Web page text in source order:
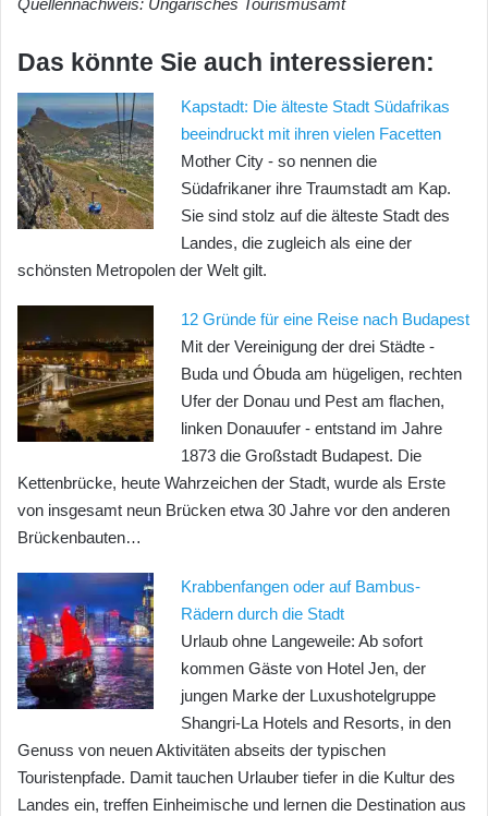
Quellennachweis: Ungarisches Tourismusamt
Das könnte Sie auch interessieren:
Kapstadt: Die älteste Stadt Südafrikas
beeindruckt mit ihren vielen Facetten
Mother City - so nennen die
Südafrikaner ihre Traumstadt am Kap.
Sie sind stolz auf die älteste Stadt des
Landes, die zugleich als eine der
schönsten Metropolen der Welt gilt.
12 Gründe für eine Reise nach Budapest
Mit der Vereinigung der drei Städte -
Buda und Óbuda am hügeligen, rechten
Ufer der Donau und Pest am flachen,
linken Donauufer - entstand im Jahre
1873 die Großstadt Budapest. Die
Kettenbrücke, heute Wahrzeichen der Stadt, wurde als Erste
von insgesamt neun Brücken etwa 30 Jahre vor den anderen
Brückenbauten…
Krabbenfangen oder auf Bambus-
Rädern durch die Stadt
Urlaub ohne Langeweile: Ab sofort
kommen Gäste von Hotel Jen, der
jungen Marke der Luxushotelgruppe
Shangri-La Hotels and Resorts, in den
Genuss von neuen Aktivitäten abseits der typischen
Touristenpfade. Damit tauchen Urlauber tiefer in die Kultur des
Landes ein, treffen Einheimische und lernen die Destination aus